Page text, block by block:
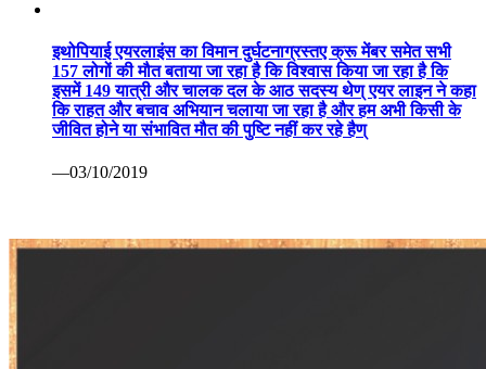
इथोपियाई एयरलाइंस का विमान दुर्घटनाग्रस्तए क्रू मेंबर समेत सभी
157 लोगों की मौत बताया जा रहा है कि विश्वास किया जा रहा है कि
इसमें 149 यात्री और चालक दल के आठ सदस्य थेण् एयर लाइन ने कहा
कि राहत और बचाव अभियान चलाया जा रहा है और हम अभी किसी के
जीवित होने या संभावित मौत की पुष्टि नहीं कर रहे हैण्
—03/10/2019